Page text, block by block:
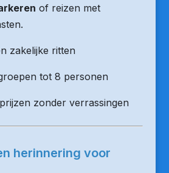
of reizen met
zakelijke ritten
tot 8 personen
zonder verrassingen
herinnering voor